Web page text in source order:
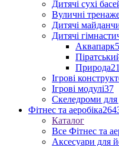
Дитячі сухі
Вуличні
Дитячі
Дитячі
Аквапарк5
Природа
Ігрові
Ігрові модулі37
Скеледроми для
Фітнес та аеробіка
Каталог
Все Фітнес та
Аксесуари для